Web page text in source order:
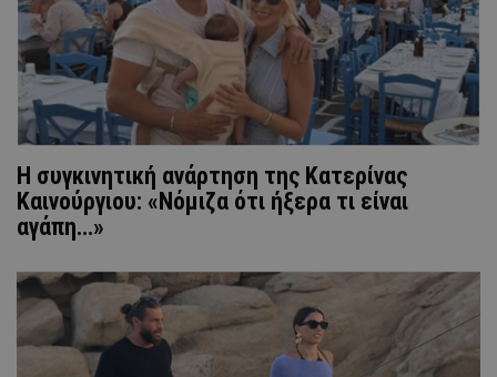
H συγκινητική ανάρτηση της Κατερίνας
Καινούργιου: «Νόμιζα ότι ήξερα τι είναι
αγάπη…»